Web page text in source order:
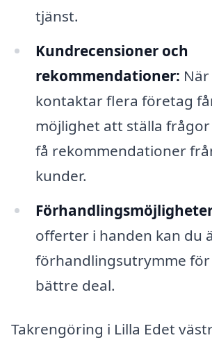
tjänst.
Kundrecensioner och
rekommendationer:
kontaktar flera företag
möjlighet att ställa frågor
få rekommendationer
kunder.
offerter i handen kan du
förhandlingsutrymme
bättre deal.
Takrengöring i Lilla Edet